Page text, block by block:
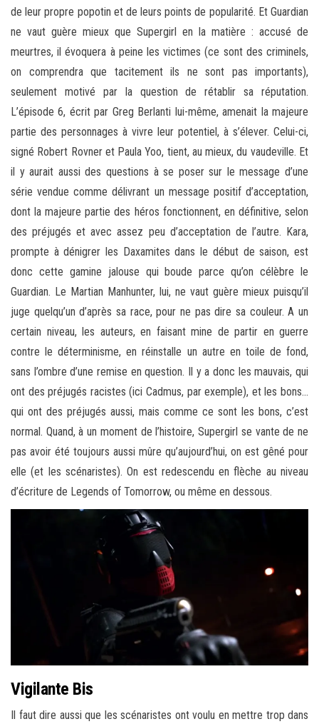
de leur propre popotin et de leurs points de popularité. Et Guardian
ne vaut guère mieux que Supergirl en la matière : accusé de
meurtres, il évoquera à peine les victimes (ce sont des criminels,
on comprendra que tacitement ils ne sont pas importants),
seulement motivé par la question de rétablir sa réputation.
L’épisode 6, écrit par Greg Berlanti lui-même, amenait la majeure
partie des personnages à vivre leur potentiel, à s’élever. Celui-ci,
signé Robert Rovner et Paula Yoo, tient, au mieux, du vaudeville. Et
il y aurait aussi des questions à se poser sur le message d’une
série vendue comme délivrant un message positif d’acceptation,
dont la majeure partie des héros fonctionnent, en définitive, selon
des préjugés et avec assez peu d’acceptation de l’autre. Kara,
prompte à dénigrer les Daxamites dans le début de saison, est
donc cette gamine jalouse qui boude parce qu’on célèbre le
Guardian. Le Martian Manhunter, lui, ne vaut guère mieux puisqu’il
juge quelqu’un d’après sa race, pour ne pas dire sa couleur. A un
certain niveau, les auteurs, en faisant mine de partir en guerre
contre le déterminisme, en réinstalle un autre en toile de fond,
sans l’ombre d’une remise en question. Il y a donc les mauvais, qui
ont des préjugés racistes (ici Cadmus, par exemple), et les bons…
qui ont des préjugés aussi, mais comme ce sont les bons, c’est
normal. Quand, à un moment de l’histoire, Supergirl se vante de ne
pas avoir été toujours aussi mûre qu’aujourd’hui, on est gêné pour
elle (et les scénaristes). On est redescendu en flèche au niveau
d’écriture de Legends of Tomorrow, ou même en dessous.
Vigilante Bis
Il faut dire aussi que les scénaristes ont voulu en mettre trop dans